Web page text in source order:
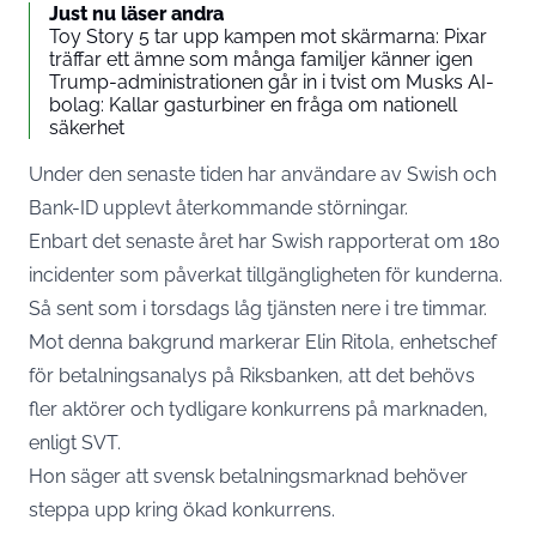
Just nu läser andra
Toy Story 5 tar upp kampen mot skärmarna: Pixar
träffar ett ämne som många familjer känner igen
Trump-administrationen går in i tvist om Musks AI-
bolag: Kallar gasturbiner en fråga om nationell
säkerhet
Under den senaste tiden har användare av Swish och
Bank-ID upplevt återkommande störningar.
Enbart det senaste året har Swish rapporterat om 180
incidenter som påverkat tillgängligheten för kunderna.
Så sent som i torsdags låg tjänsten nere i tre timmar.
Mot denna bakgrund markerar Elin Ritola, enhetschef
för betalningsanalys på Riksbanken, att det behövs
fler aktörer och tydligare konkurrens på marknaden,
enligt SVT.
Hon säger att svensk betalningsmarknad behöver
steppa upp kring ökad konkurrens.